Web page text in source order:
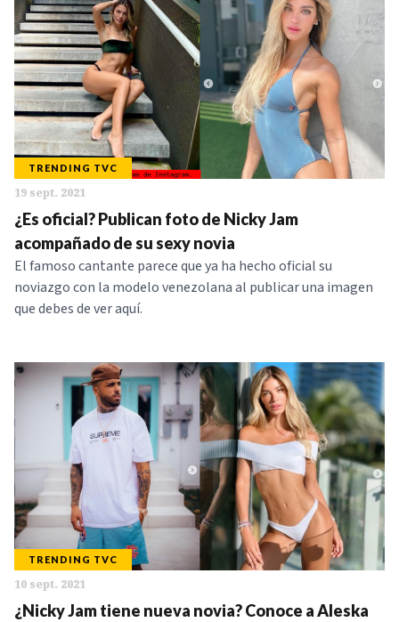
TRENDING TVC
19 sept. 2021
¿Es oficial? Publican foto de Nicky Jam
acompañado de su sexy novia
El famoso cantante parece que ya ha hecho oficial su
noviazgo con la modelo venezolana al publicar una imagen
que debes de ver aquí.
TRENDING TVC
10 sept. 2021
¿Nicky Jam tiene nueva novia? Conoce a Aleska